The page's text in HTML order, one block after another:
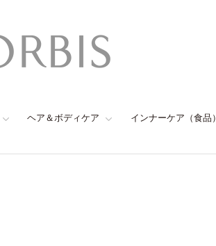
ヘア＆ボディケア インナーケア（食品）